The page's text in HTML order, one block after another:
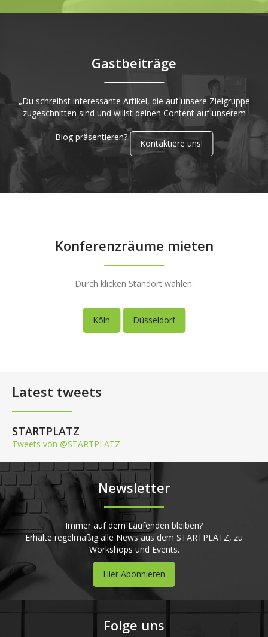
Gastbeiträge
„Du schreibst interessante Artikel, die auf unsere Zielgruppe
zugeschnitten sind und willst deinen Content auf unserem
Blog präsentieren?
Kontaktiere uns!
Konferenzräume mieten
Durch klicken Standort wählen.
Köln Düsseldorf
Latest tweets
STARTPLATZ
Tweets von @STARTPLATZ
Newsletter
Immer auf dem Laufenden bleiben?
Erhalte regelmäßig alle News aus dem STARTPLATZ, zu
Workshops und Events.
Hier Abonnieren
Folge uns